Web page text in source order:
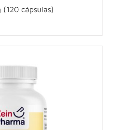
cápsulas)